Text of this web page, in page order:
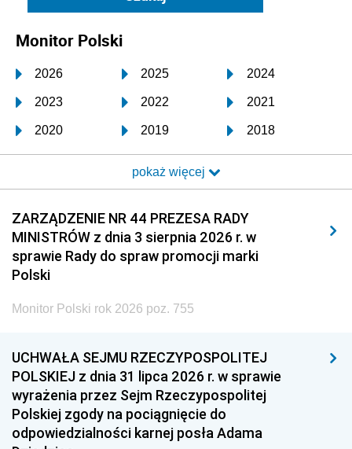
Monitor Polski
2026 2025 2024
2023 2022 2021
2020 2019 2018
2017 2016 2015
2014 2013 2012
2011 2010 2009
2008 2007 2006
2005
1996 1995 1994
1993 1992 1991
1990 1989
1987 1986 1985
pokaż więcej
ZARZĄDZENIE NR 44 PREZESA RADY
MINISTRÓW z dnia 3 sierpnia 2026 r. w
sprawie Rady do spraw promocji marki
Polski
Monitor Polski rok 2026 poz. 755
UCHWAŁA SEJMU RZECZYPOSPOLITEJ
POLSKIEJ z dnia 31 lipca 2026 r. w sprawie
wyrażenia przez Sejm Rzeczypospolitej
Polskiej zgody na pociągnięcie do
odpowiedzialności karnej posła Adama